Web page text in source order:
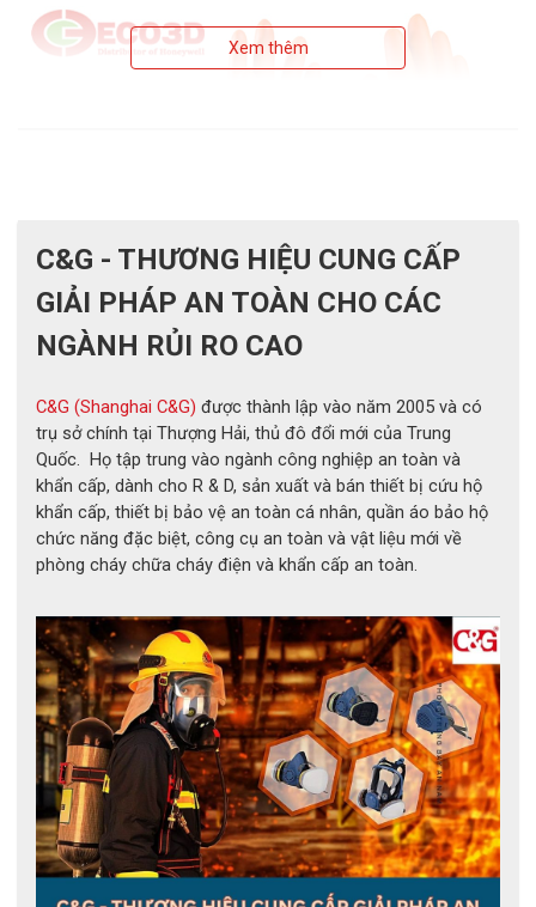
Nhắc đếngăng tay Novax của thương hiệu C&G chắc chắn đầu
tiên phải kể đến thiết kế kiểu dáng 3D độc đáo. Với định hình
này cho phép người dùng thoải mái thao tác mà không bị hạn
So với các thương hiệu khác trên thị trường hiện tại thì kết cấu
3D này khá mới lạ và độc đáo. Nó giúp người dùng có các cử
chỉ, hàng động tự nhiên hơn loại bỏ các nguy cơ rơi vỡ khi cầm
nắm vật dụng. Đồng thời vẻ ngoài nhìn thanh thoát, không bị
cứng nhắc như những kiểu dáng cũ.
Phía lòng bàn tay cong vào trong để đmả bảo mang đến độ
cảm nhận xúc giác tốt nhất.
Chất liệu cao su thiên nhiên cách điện tốt
Xem thêm
C&G - THƯƠNG HIỆU CUNG CẤP
GIẢI PHÁP AN TOÀN CHO CÁC
NGÀNH RỦI RO CAO
C&G (Shanghai C&G) được thành lập vào năm 2005 và có
trụ sở chính tại Thượng Hải, thủ đô đổi mới của Trung
Quốc. Họ tập trung vào ngành công nghiệp an toàn và
khẩn cấp, dành cho R & D, sản xuất và bán thiết bị cứu hộ
khẩn cấp, thiết bị bảo vệ an toàn cá nhân, quần áo bảo hộ
chức năng đặc biệt, công cụ an toàn và vật liệu mới về
phòng cháy chữa cháy điện và khẩn cấp an toàn.